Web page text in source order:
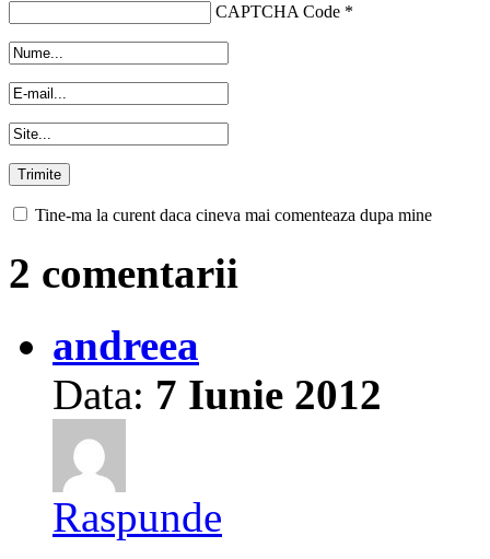
CAPTCHA Code *
Tine-ma la curent daca cineva mai comenteaza dupa mine
2 comentarii
andreea
Data: 7 Iunie 2012
Raspunde